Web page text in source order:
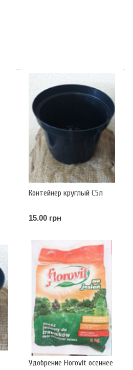
Контейнер круглый С5л
15.00 грн
Удобрение Florovit осеннее